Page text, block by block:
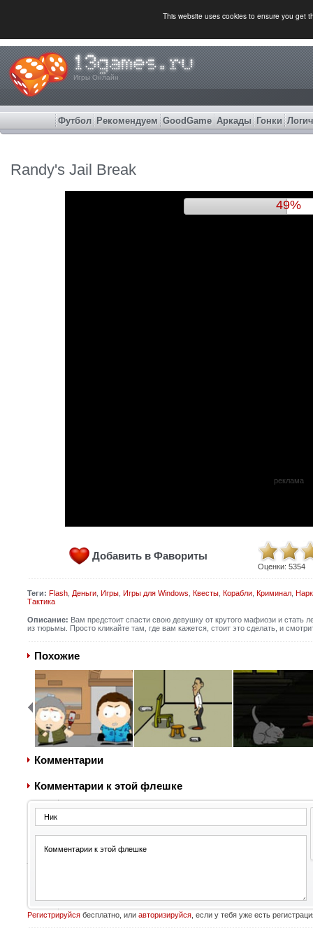
This website uses cookies to ensure you get
Игры Онлайн
Футбол Рекомендуем GoodGame Аркады Гонки
Randy's Jail Break
52%
реклама
Добавить в Фавориты
Оценки: 5354
Теги: Flash, Деньги, Игры, Игры для Windows Квесты, Корабли, Криминал,
Тактика
Описание: Вам предстоит спасти свою девушку от крутого мафиози и стать
из тюрьмы. Просто кликайте там, где вам кажется, стоит это сделать, и
Похожие
Комментарии
Комментарии к этой флешке
Регистрируйсябесплатно, или авторизируйся, если у тебя уже есть